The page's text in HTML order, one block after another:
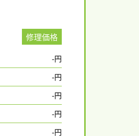
修理価格
-円
-円
-円
-円
-円